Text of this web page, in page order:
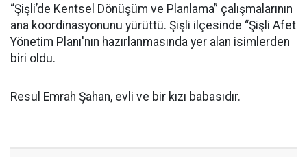
“Şişli’de Kentsel Dönüşüm ve Planlama” çalışmalarının
ana koordinasyonunu yürüttü. Şişli ilçesinde “Şişli Afet
Yönetim Planı'nın hazırlanmasında yer alan isimlerden
biri oldu.
Resul Emrah Şahan, evli ve bir kızı babasıdır.